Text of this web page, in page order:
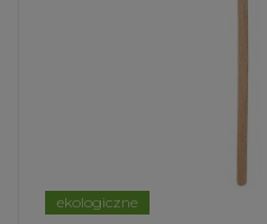
ekosystem. Dzięki temu
przez firmy, które chcą
ekologiczne